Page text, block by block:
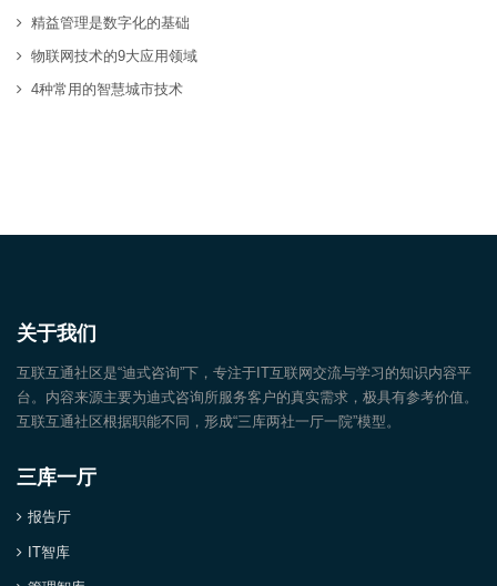
精益管理是数字化的基础
物联网技术的9大应用领域
4种常用的智慧城市技术
关于我们
互联互通社区是“迪式咨询”下，专注于IT互联网交流与学习的知识内容平
台。内容来源主要为迪式咨询所服务客户的真实需求，极具有参考价值。
互联互通社区根据职能不同，形成“三库两社一厅一院”模型。
三库一厅
报告厅
IT智库